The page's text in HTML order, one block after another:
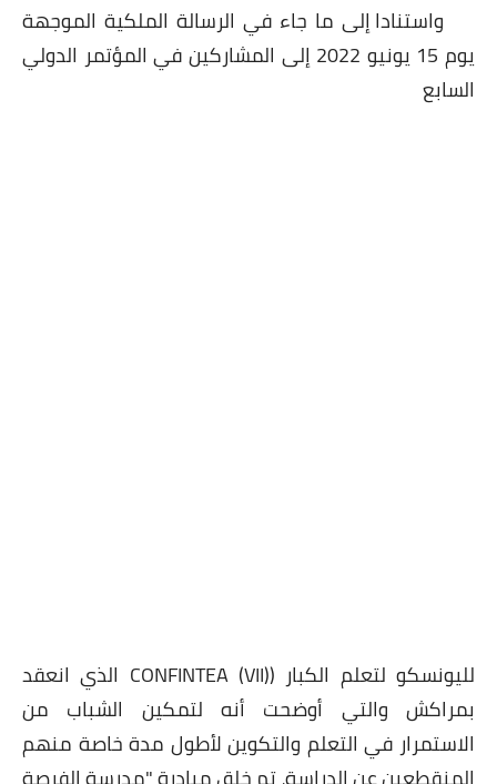
واستنادا إلى ما جاء في الرسالة الملكية الموجهة
يوم 15 يونيو 2022 إلى المشاركين في المؤتمر الدولي
السابع
لليونسكو لتعلم الكبار (CONFINTEA (VII) الذي انعقد
بمراكش والتي أوضحت أنه لتمكين الشباب من
الاستمرار في التعلم والتكوين لأطول مدة خاصة منهم